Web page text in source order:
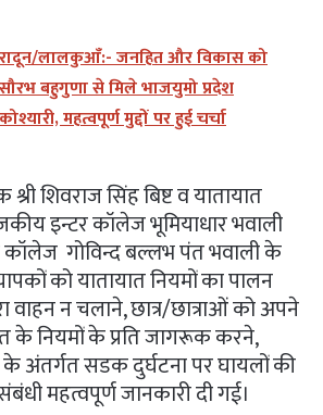
लालकुआँ:- जनहित और विकास को
बहुगुणा से मिले भाजयुमो प्रदेश
महत्वपूर्ण मुद्दों पर हुई चर्चा
श्री शिवराज सिंह बिष्ट व यातायात
इन्टर कॉलेज भूमियाधार भवाली
कॉलेज गोविन्द बल्लभ पंत भवाली के
को यातायात नियमों का पालन
वाहन न चलाने, छात्र/छात्राओं को अपने
के नियमों के प्रति जागरूक करने,
अंतर्गत सडक दुर्घटना पर घायलों की
महत्वपूर्ण जानकारी दी गई।